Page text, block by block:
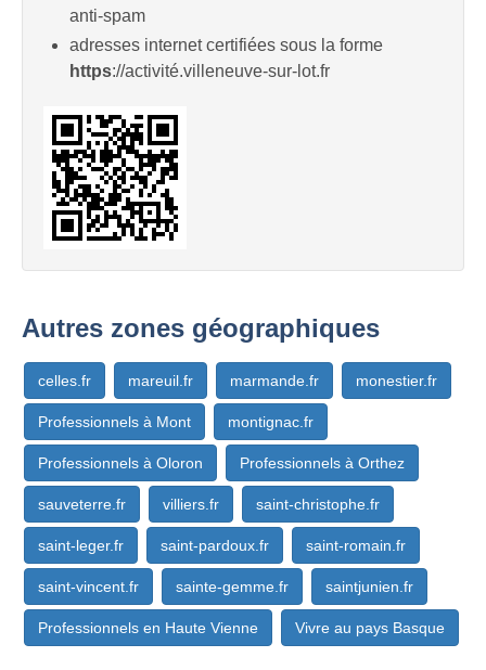
anti-spam
adresses internet certifiées sous la forme
https://activité.villeneuve-sur-lot.fr
Autres zones géographiques
celles.fr mareuil.fr marmande.fr monestier.fr
Professionnels à Mont montignac.fr
Professionnels à Oloron Professionnels à Orthez
sauveterre.fr villiers.fr saint-christophe.fr
saint-leger.fr saint-pardoux.fr saint-romain.fr
saint-vincent.fr sainte-gemme.fr saintjunien.fr
Professionnels en Haute Vienne Vivre au pays Basque